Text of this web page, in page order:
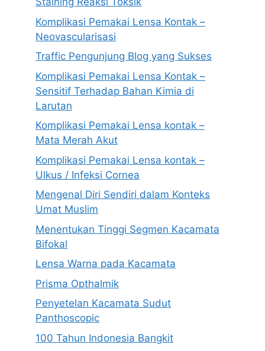
Komplikasi Pemakai Lensa Kontak –
Neovascularisasi
Traffic Pengunjung Blog yang Sukses
Komplikasi Pemakai Lensa Kontak –
Sensitif Terhadap Bahan Kimia di
Larutan
Komplikasi Pemakai Lensa kontak –
Mata Merah Akut
Komplikasi Pemakai Lensa kontak –
Ulkus / Infeksi Cornea
Mengenal Diri Sendiri dalam Konteks
Umat Muslim
Menentukan Tinggi Segmen Kacamata
Bifokal
Lensa Warna pada Kacamata
Prisma Opthalmik
Penyetelan Kacamata Sudut
Panthoscopic
100 Tahun Indonesia Bangkit